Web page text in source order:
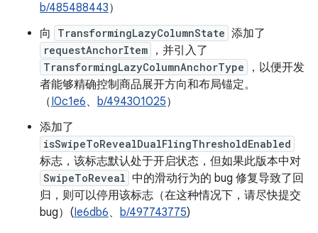
b/485488443）
向
TransformingLazyColumnState 添加了
requestAnchorItem ，并引入了
TransformingLazyColumnAnchorType
，以便开发
者能够精确控制商品展开方向和布局锚定。
（I0c1e6、 b/494301025）
添加了
isSwipeToRevealDualFlingThresholdEnabled
标志，该标志默认处于开启状态，但如果此版本中对
SwipeToReveal 中的滑动行为的 bug 修复导致了回
归，则可以停用该标志（在这种情况下，请尽快提交
bug）(Ie6db6、 b/497743775)